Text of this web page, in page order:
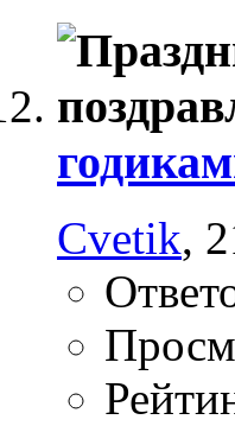
Cvetik,